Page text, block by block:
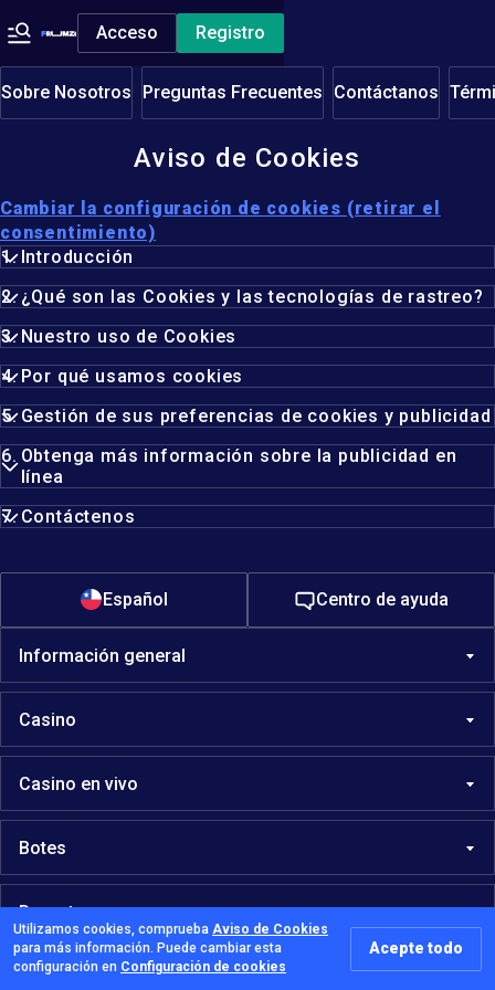
Acceso Registro
Sobre Nosotros Preguntas Frecuentes Contáctanos
Aviso de Cookies
Cambiar la configuración de cookies (retirar el
consentimiento)
Introducción
¿Qué son las Cookies y las tecnologías de rastreo?
Nuestro uso de Cookies
Por qué usamos cookies
Gestión de sus preferencias de cookies y publicidad
Obtenga más información sobre la publicidad en
línea
Contáctenos
Español Centro de ayuda
Información general
Casino
Casino en vivo
Botes
Deportes
Seguridad y Privacidad
Utilizamos cookies, comprueba Aviso de Cookies
para más información. Puede cambiar esta
configuración en Configuración de cookies
Acepte todo